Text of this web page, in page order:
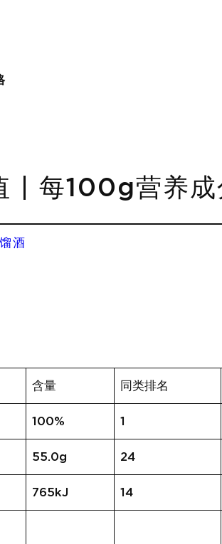
| 每100g营养成
酒
含量 同类排名
100% 1
55.0g 24
765kJ 14